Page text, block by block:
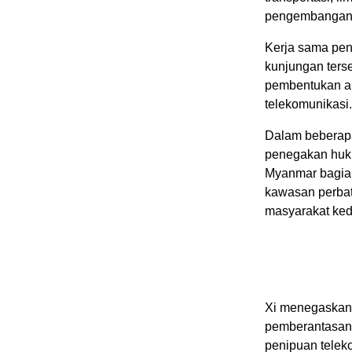
Kerja sama
kunjungan
pembentukan
telekomunikasi.
Dalam
penegakan
Myanmar
kawasan
masyarakat
Xi
penipuan